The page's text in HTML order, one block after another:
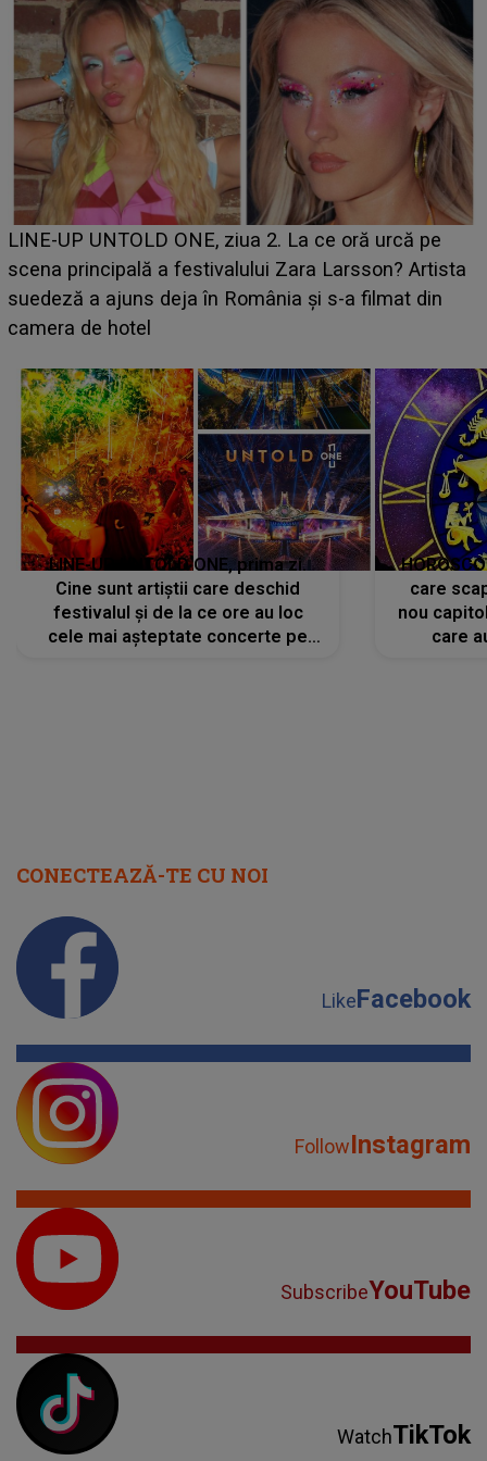
Ce a dezvăluit noua concurentă din "Casa Iubirii" l-a
luat prin surprindere pe Emanuel. CINE ESTE
BĂIATUL VIZAT de Alexandra?! Aflându-se în fața
faptului împlinit, A RECUNOSCUT IMEDIAT: "Am
LINE-UP UNTOLD ONE, prima zi.
Cine sunt artiștii care deschid
festivalul și de la ce ore au loc
cele mai așteptate concerte pe
care
nou
care
CONECTEAZĂ-TE CU NOI
LikeFacebook
FollowInstagram
SubscribeYouTube
WatchTikTok